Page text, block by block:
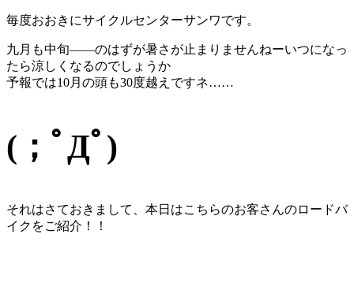
毎度おおきにサイクルセンターサンワです。
九月も中旬――のはずが暑さが止まりませんねーいつになっ
たら涼しくなるのでしょうか
予報では10月の頭も30度越えですネ……
(；ﾟДﾟ)
それはさておきまして、本日はこちらのお客さんのロードバ
イクをご紹介！！